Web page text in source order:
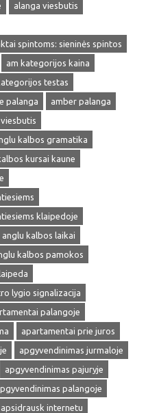
alanga viesbutis
spintoms: sieninės spintos
am kategorijos kaina
testas
palanga
amber palanga
kalbos gramatika
kursai kaune
klaipedoje
anglu kalbos laikai
kalbos pamokos
lygio signalizacija
palangoje
apartamentai prie juros
apgyvendinimas jurmaloje
apgyvendinimas pajuryje
palangoje
apsidrausk internetu